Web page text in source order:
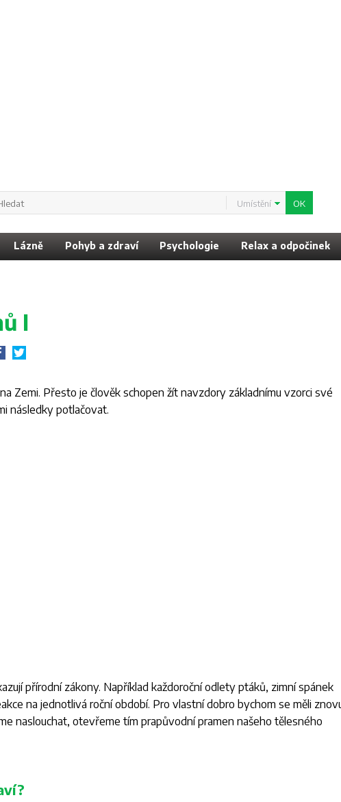
Umístění
Lázně Pohyb a zdraví Psychologie Relax a odpočinek
I
Zemi. Přesto je člověk schopen žít navzdory základnímu vzorci své
následky potlačovat.
přírodní zákony. Například každoroční odlety ptáků, zimní spánek
na jednotlivá roční období. Pro vlastní dobro bychom se měli
naslouchat, otevřeme tím prapůvodní pramen našeho tělesného